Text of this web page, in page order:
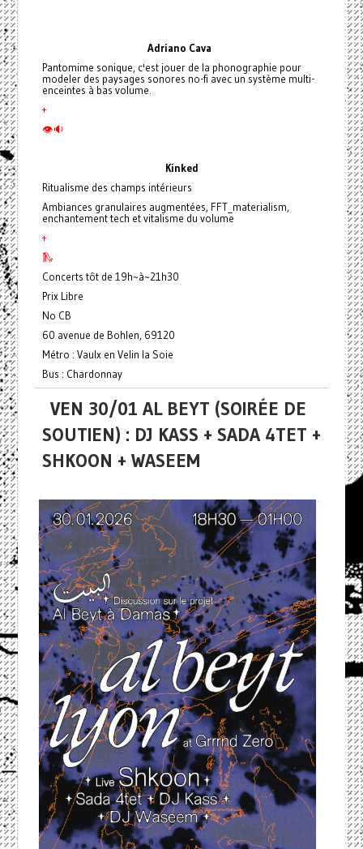
Adriano Cava
Pantomime sonique, c'est jouer de la phonographie pour
modeler des paysages sonores no-fi avec un système multi-
enceintes à bas volume.
+
👁🔉
Kinked
Ritualisme des champs intérieurs
Ambiances granulaires augmentées, FFT_materialism,
enchantement tech et vitalisme du volume
+
🛝
Concerts tôt de 19h~à~21h30
Prix Libre
No CB
60 avenue de Bohlen, 69120
Métro : Vaulx en Velin la Soie
Bus : Chardonnay
VEN 30/01 AL BEYT (SOIRÉE DE
SOUTIEN) : DJ KASS + SADA 4TET +
SHKOON + WASEEM